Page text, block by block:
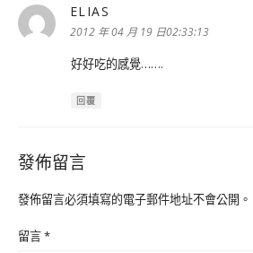
ELIAS
示:
2012 年 04 月 19 日02:33:13
好好吃的感覺…….
回覆
發佈留言
發佈留言必須填寫的電子郵件地址不會公開。
留言*